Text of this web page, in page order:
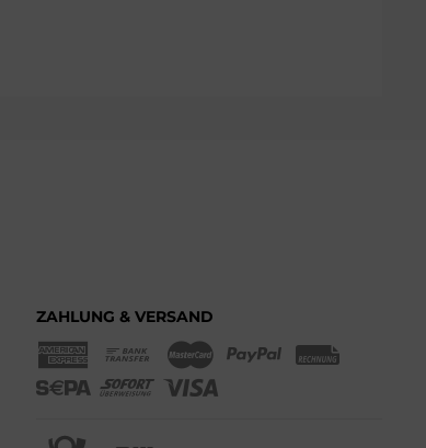
ZAHLUNG & VERSAND